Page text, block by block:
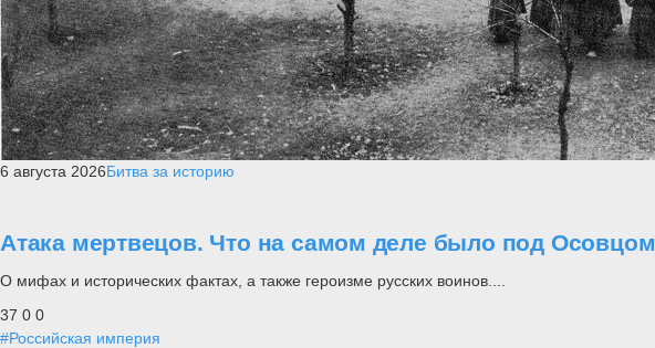
6 августа 2026Битва за историю
Атака мертвецов. Что на самом деле было под Осовцом
О мифах и исторических фактах, а также героизме русских воинов....
37 0 0
#Российская империя